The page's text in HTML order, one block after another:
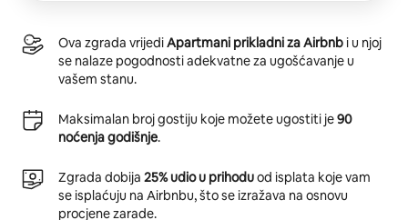
Ova zgrada vrijediApartmani prikladni za Airbnb i u njoj
se nalaze pogodnosti adekvatne za ugošćavanje u
vašem stanu.
Maksimalan broj gostiju koje možete ugostiti je90
noćenja godišnje.
Zgrada dobija 25% udio u prihoduod isplata koje vam
se isplaćuju na Airbnbu, što se izražava na osnovu
procjene zarade.